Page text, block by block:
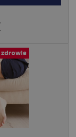
zdrowie